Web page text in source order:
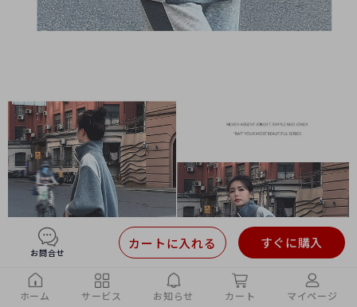
お問合せ
すぐに購入
カートに入れる
ホーム サービス お知らせ カート マイページ